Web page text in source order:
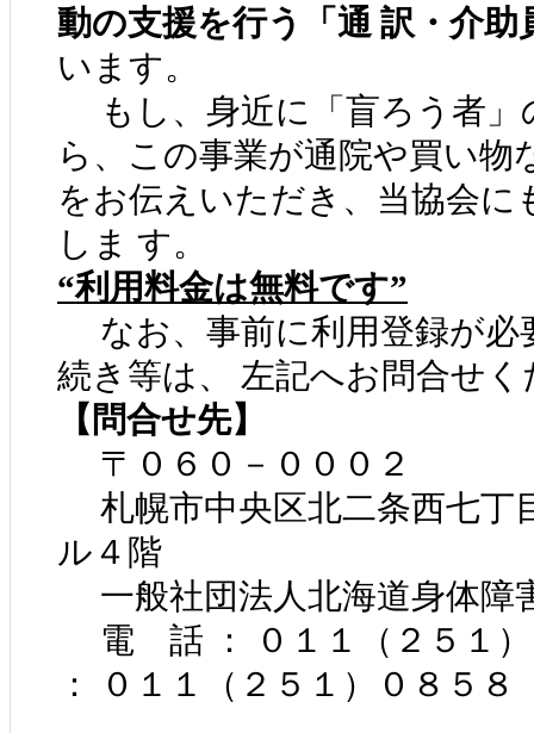
動の支援を行う「通 訳・介助
います。
もし、身近に「盲ろう者」
ら、この事業が通院や買い物
をお伝えいただき、当協会に
しま す。
“利用料金は無料です”
なお、事前に利用登録が必
続き等は、 左記へお問合せく
【問合せ先】
〒０６０－０００２
札幌市中央区北二条西七丁
ル４階
一般社団法人北海道身体障
電 話 ： ０１１（２５１
： ０１１（２５１）０８５８